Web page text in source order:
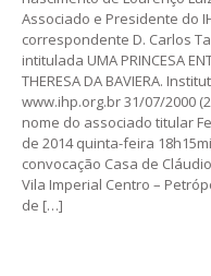
Associado e Presidente do
correspondente D. Carlos
intitulada UMA PRINCESA
THERESA DA BAVIERA.
www.ihp.org.br 31/07/2000
nome do associado titular
de 2014 quinta-feira
convocação Casa de
Vila Imperial Centro –
de […]